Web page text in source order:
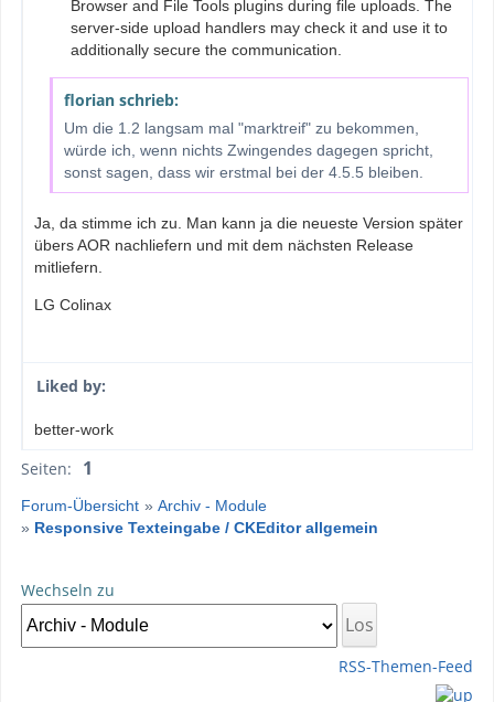
Browser and File Tools plugins during file uploads. The
server-side upload handlers may check it and use it to
additionally secure the communication.
florian schrieb:
Um die 1.2 langsam mal "marktreif" zu bekommen,
würde ich, wenn nichts Zwingendes dagegen spricht,
sonst sagen, dass wir erstmal bei der 4.5.5 bleiben.
Ja, da stimme ich zu. Man kann ja die neueste Version später
übers AOR nachliefern und mit dem nächsten Release
mitliefern.
LG Colinax
Liked by:
better-work
Seiten: 1
Forum-Übersicht »Archiv - Module
» Responsive Texteingabe / CKEditor allgemein
Wechseln zu
RSS-Themen-Feed